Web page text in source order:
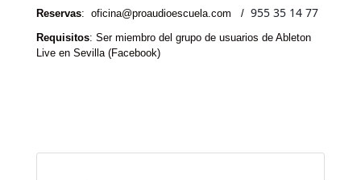
Reservas: oficina@proaudioescuela.com / 955 35 14 77
Requisitos: Ser miembro del grupo de usuarios de Ableton
Live en Sevilla (Facebook)